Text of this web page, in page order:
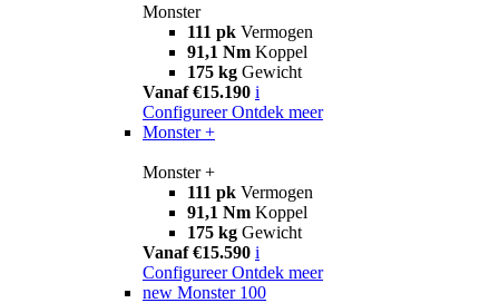
Monster
111 pk Vermogen
91,1 Nm Koppel
175 kg Gewicht
Vanaf €15.190 i
Configureer Ontdek meer
Monster +
Monster +
111 pk Vermogen
91,1 Nm Koppel
175 kg Gewicht
Vanaf €15.590 i
Configureer Ontdek meer
new Monster 100